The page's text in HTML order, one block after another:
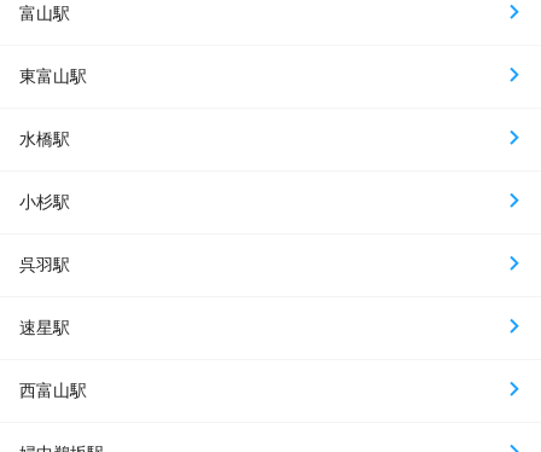
富山駅
東富山駅
水橋駅
小杉駅
呉羽駅
速星駅
西富山駅